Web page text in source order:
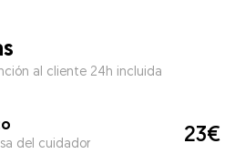
al cliente 24h incluida
del cuidador 23€